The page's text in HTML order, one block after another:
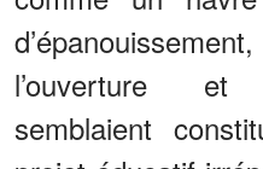
l’ouverture
semblaient